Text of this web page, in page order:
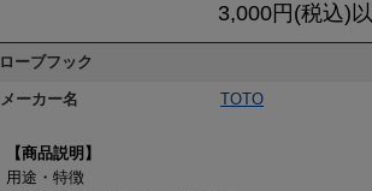
3,000円(税込)
ローブフック
メーカー名 TOTO
【商品説明】
用途・特徴